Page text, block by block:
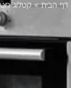
דף הבית»קטלוג